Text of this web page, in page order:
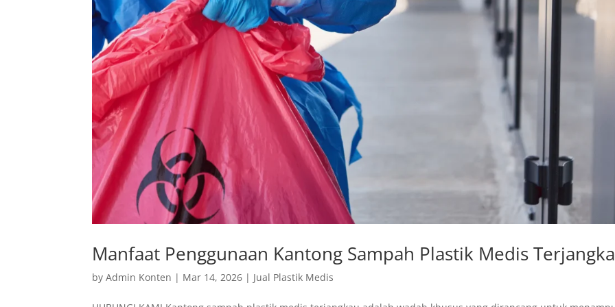
Manfaat Penggunaan Kantong Sampah Plastik Medis
byAdmin Konten | Mar 14, 2026 | Jual Plastik Medis